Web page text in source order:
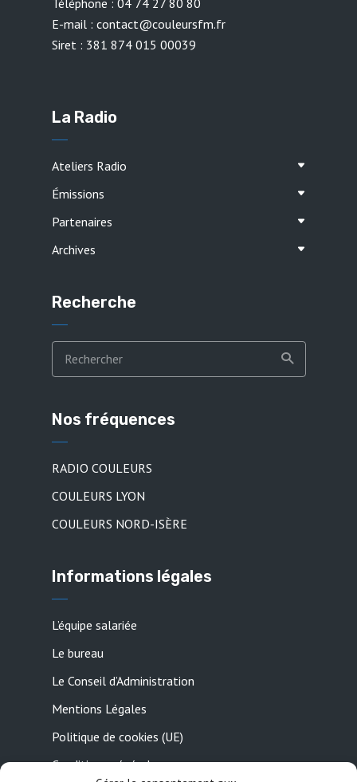
E-mail : contact@couleursfm.fr
Siret : 381 874 015 00039
La Radio
Ateliers Radio
Émissions
Partenaires
Archives
Recherche
Nos fréquences
RADIO COULEURS
COULEURS LYON
COULEURS NORD-ISÈRE
Informations légales
L’équipe salariée
Le bureau
Le Conseil d’Administration
Mentions Légales
Politique de cookies (UE)
Conditions générales